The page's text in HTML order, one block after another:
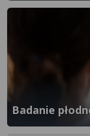
}" />
Badanie